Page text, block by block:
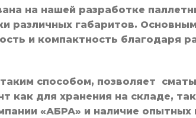
на нашей разработке
различных габаритов.
и компактность благодаря
способом, позволяет
как для хранения на складе,
«АБРА» и наличие